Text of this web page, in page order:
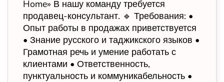
Home» В нашу команду требуется
продавец-консультант. 🔹 Требования: •
Опыт работы в продажах приветствуется
• Знание русского и таджикского языков •
Грамотная речь и умение работать с
клиентами • Ответственность,
пунктуальность и коммуникабельность •